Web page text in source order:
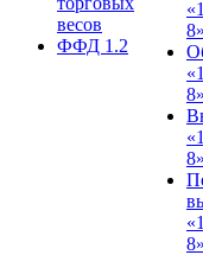
весов
ФФД 1.2